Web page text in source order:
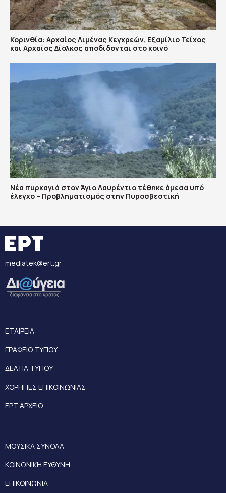
Κορινθία: Αρχαίος Λιμένας Κεγχρεών, Εξαμίλιο Τείχος
και Aρχαίος Δίολκος αποδίδονται στο κοινό
Νέα πυρκαγιά στον Άγιο Λαυρέντιο τέθηκε άμεσα υπό
έλεγχο – Προβληματισμός στην Πυροσβεστική
mediatek@ert.gr
ΕΤΑΙΡΕΙΑ
ΓΡΑΦΕΙΟ ΤΥΠΟΥ
ΔΕΛΤΙΑ ΤΥΠΟΥ
ΧΟΡΗΓΙΕΣ ΕΠΙΚΟΙΝΩΝΙΑΣ
ΕΡΤ ΑΡΧΕΙΟ
ΜΟΥΣΙΚΑ ΣΥΝΟΛΑ
ΚΟΙΝΩΝΙΚΗ ΕΥΘΥΝΗ
ΕΠΙΚΟΙΝΩΝΙΑ